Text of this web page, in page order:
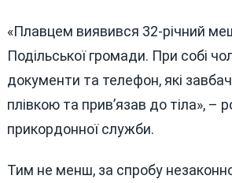
«Плавцем виявився 32-річний
Подільської громади. При собі
документи та телефон, які
плівкою та прив’язав до тіла», –
прикордонної служби.
Тим не менш, за спробу